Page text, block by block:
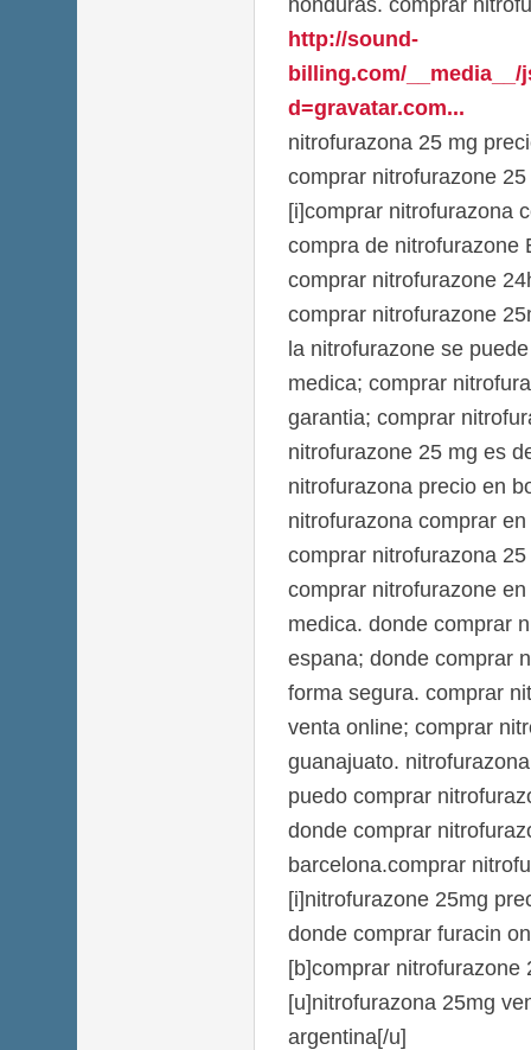
http://sound-
billing.com/
d=gravatar.com...
nitrofurazona 25 mg
comprar nitrofurazone
[i]comprar nitrofurazona
compra de nitrofurazone
comprar nitrofurazone
comprar nitrofurazone
la nitrofurazone se
medica; comprar
garantia; comprar
nitrofurazone 25 mg es
nitrofurazona precio en
nitrofurazona comprar
comprar nitrofurazona
comprar nitrofurazone
medica. donde comprar
espana; donde comprar
forma segura. comprar
venta online; comprar
guanajuato.
puedo comprar
donde comprar
barcelona.comprar
[i]nitrofurazone 25mg
donde comprar furacin
[b]comprar nitrofurazone
[u]nitrofurazona 25mg
argentina[/u]